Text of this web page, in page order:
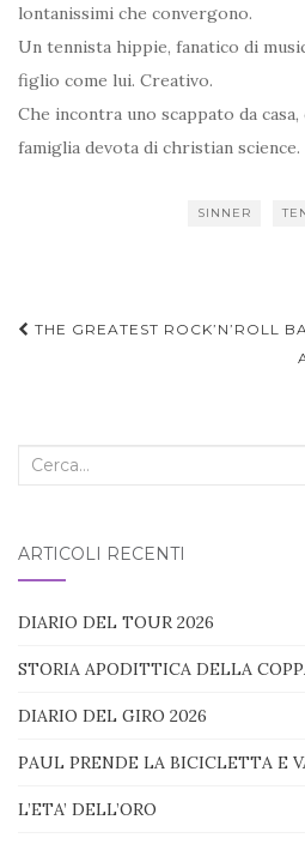
lontanissimi che convergono.
Un tennista hippie, fanatico di
figlio come lui. Creativo.
Che incontra uno scappato da
famiglia devota di christian science.
SINNER
Navigazione
THE GREATEST ROCK’N’ROLL
Cerca
ARTICOLI RECENTI
DIARIO DEL TOUR 2026
STORIA APODITTICA DELLA
DIARIO DEL GIRO 2026
PAUL PRENDE LA BICICLETTA E
L’ETA’ DELL’ORO